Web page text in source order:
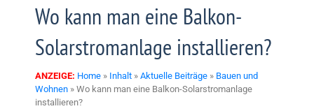
Wo kann man eine Balkon-
Solarstromanlage installieren?
ANZEIGE: Home » Inhalt » Aktuelle Beiträge » Bauen und
Wohnen » Wo kann man eine Balkon-Solarstromanlage
installieren?